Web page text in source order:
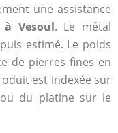
une assistance
à Vesoul. Le métal
estimé. Le poids
de pierres fines en
est indexée sur
du platine sur le